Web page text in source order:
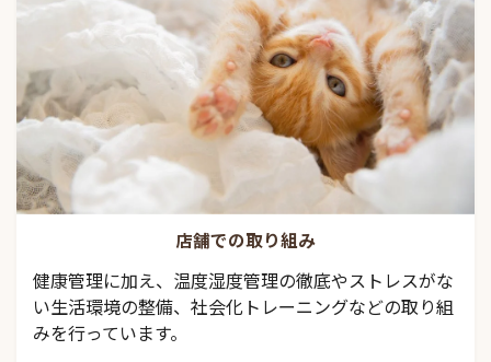
店舗での取り組み
健康管理に加え、温度湿度管理の徹底やストレスがな
い生活環境の整備、社会化トレーニングなどの取り組
みを行っています。